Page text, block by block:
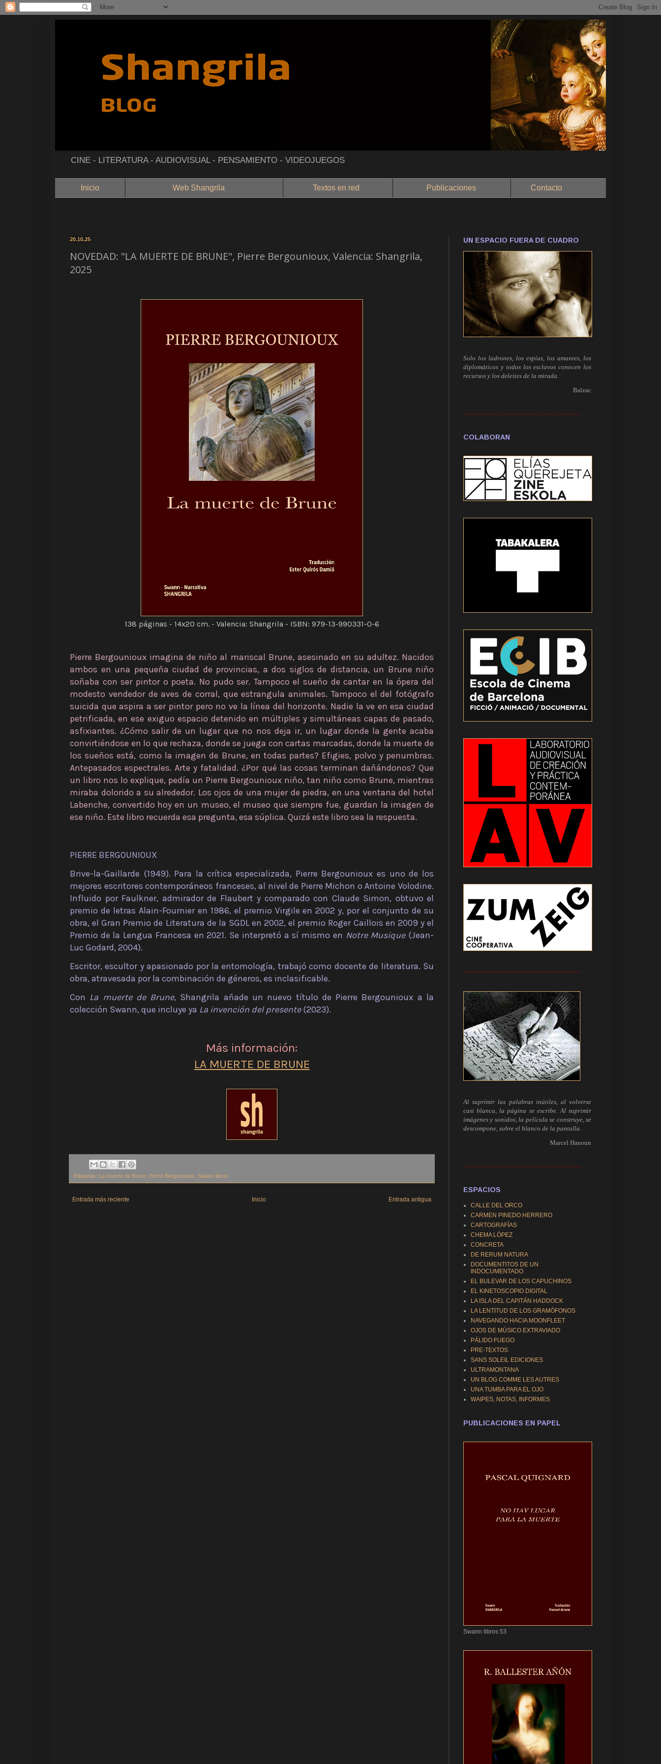
CINE - LITERATURA - AUDIOVISUAL - PENSAMIENTO - VIDEOJUEGOS
Inicio Web Shangrila Textos en red Publicaciones Contacto
20.10.25
NOVEDAD: "LA MUERTE DE BRUNE", Pierre Bergounioux, Valencia: Shangrila,
2025
138 páginas - 14x20 cm. - Valencia: Shangrila - ISBN: 979-13-990331-0-6
Pierre Bergounioux imagina de niño al mariscal Brune, asesinado en su adultez. Nacidos
ambos en una pequeña ciudad de provincias, a dos siglos de distancia, un Brune niño
soñaba con ser pintor o poeta. No pudo ser. Tampoco el sueño de cantar en la ópera del
modesto vendedor de aves de corral, que estrangula animales. Tampoco el del fotógrafo
suicida que aspira a ser pintor pero no ve la línea del horizonte. Nadie la ve en esa ciudad
petrificada, en ese exiguo espacio detenido en múltiples y simultáneas capas de pasado,
asfixiantes. ¿Cómo salir de un lugar que no nos deja ir, un lugar donde la gente acaba
convirtiéndose en lo que rechaza, donde se juega con cartas marcadas, donde la muerte de
los sueños está, como la imagen de Brune, en todas partes? Efigies, polvo y penumbras.
Antepasados espectrales. Arte y fatalidad. ¿Por qué las cosas terminan dañándonos? Que
un libro nos lo explique, pedía un Pierre Bergounioux niño, tan niño como Brune, mientras
miraba dolorido a su alrededor. Los ojos de una mujer de piedra, en una ventana del hotel
Labenche, convertido hoy en un museo, el museo que siempre fue, guardan la imagen de
ese niño. Este libro recuerda esa pregunta, esa súplica. Quizá este libro sea la respuesta.
PIERRE BERGOUNIOUX
Brive-la-Gaillarde (1949). Para la crítica especializada, Pierre Bergounioux es uno de los
mejores escritores contemporáneos franceses, al nivel de Pierre Michon o Antoine Volodine.
Influido por Faulkner, admirador de Flaubert y comparado con Claude Simon, obtuvo el
premio de letras Alain-Fournier en 1986, el premio Virgile en 2002 y, por el conjunto de su
obra, el Gran Premio de Literatura de la SGDL en 2002, el premio Roger Caillois en 2009 y el
Premio de la Lengua Francesa en 2021. Se interpretó a sí mismo en Notre Musique(Jean-
Luc Godard, 2004).
Escritor, escultor y apasionado por la entomología, trabajó como docente de literatura. Su
obra, atravesada por la combinación de géneros, es inclasificable.
Con La muerte de Brune, Shangrila añade un nuevo título de Pierre Bergounioux a la
colección Swann, que incluye ya La invención del presente(2023).
Más información:
LA MUERTE DE BRUNE
Etiquetas: La muerte de Brune Pierre Bergounioux Swann libros
Entrada más reciente Entrada antigua
Inicio
UN ESPACIO FUERA DE CUADRO
Solo los ladrones, los espías, los amantes, los
diplomáticos y todos los esclavos conocen los
recursos y los deleites de la mirada.
Balzac
------------------------------------------------------------
COLABORAN
------------------------------------------------------------
Al suprimir las palabras inútiles, al volverse
casi blanca, la página se escribe. Al suprimir
imágenes y sonidos, la película se construye, se
descompone, sobre el blanco de la pantalla.
Marcel Hanoun
------------------------------------------------------------
ESPACIOS
CALLE DEL ORCO
CARMEN PINEDO HERRERO
CARTOGRAFÍAS
CHEMA LÓPEZ
CONCRETA
DE RERUM NATURA
DOCUMENTITOS DE UN
INDOCUMENTADO
EL BULEVAR DE LOS CAPUCHINOS
EL KINETOSCOPIO DIGITAL
LA ISLA DEL CAPITÁN HADDOCK
LA LENTITUD DE LOS GRAMÓFONOS
NAVEGANDO HACIA MOONFLEET
OJOS DE MÚSICO EXTRAVIADO
PÁLIDO FUEGO
PRE-TEXTOS
SANS SOLEIL EDICIONES
ULTRAMONTANA
UN BLOG COMME LES AUTRES
UNA TUMBA PARA EL OJO
WAIPES, NOTAS, INFORMES
PUBLICACIONES EN PAPEL
Swann libros 53